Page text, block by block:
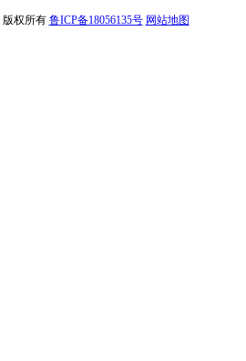
版权所有 鲁ICP备18056135号 网站地图